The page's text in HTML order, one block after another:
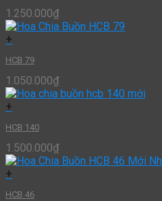
1.250.000₫
+
HCB 79
1.050.000₫
+
HCB 140
1.500.000₫
+
HCB 46